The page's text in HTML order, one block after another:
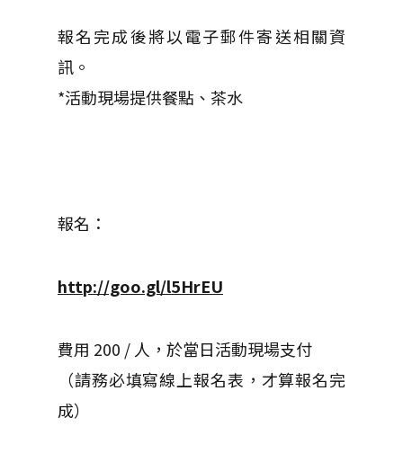
報名完成後將以電子郵件寄送相關資
訊。
*活動現場提供餐點、茶水
報名：
http://goo.gl/l5HrEU
費用 200 / 人，於當日活動現場支付
（請務必填寫線上報名表，才算報名完
成）